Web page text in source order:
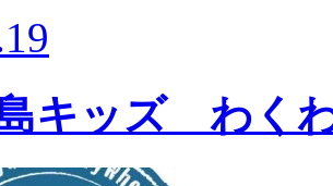
キッズ わく